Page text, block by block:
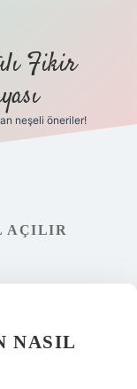
Fikir
neşeli öneriler!
AÇILIR
NASIL